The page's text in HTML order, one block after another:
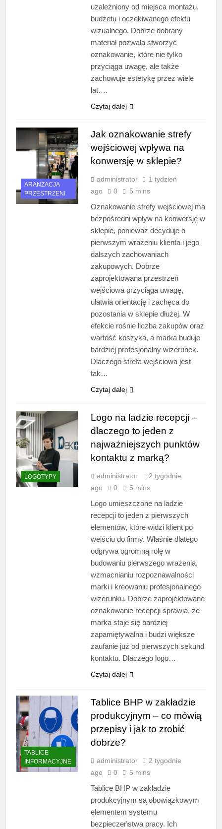
uzależniony od miejsca montażu,
budżetu i oczekiwanego efektu
wizualnego. Dobrze dobrany
materiał pozwala stworzyć
oznakowanie, które nie tylko
przyciąga uwagę, ale także
zachowuje estetykę przez wiele
lat….
Czytaj dalej
ARANŻACJA
PRZESTRZENI
Jak oznakowanie strefy
wejściowej wpływa na
konwersję w sklepie?
administrator
1 tydzień
ago
0 5 mins
Oznakowanie strefy wejściowej ma
bezpośredni wpływ na konwersję w
sklepie, ponieważ decyduje o
pierwszym wrażeniu klienta i jego
dalszych zachowaniach
zakupowych. Dobrze
zaprojektowana przestrzeń
wejściowa przyciąga uwagę,
ułatwia orientację i zachęca do
pozostania w sklepie dłużej. W
efekcie rośnie liczba zakupów oraz
wartość koszyka, a marka buduje
bardziej profesjonalny wizerunek.
Dlaczego strefa wejściowa jest
tak…
Czytaj dalej
LOGOTYPY
Logo na ladzie recepcji –
dlaczego to jeden z
najważniejszych punktów
kontaktu z marką?
administrator
2 tygodnie
ago
0 5 mins
Logo umieszczone na ladzie
recepcji to jeden z pierwszych
elementów, które widzi klient po
wejściu do firmy. Właśnie dlatego
odgrywa ogromną rolę w
budowaniu pierwszego wrażenia,
wzmacnianiu rozpoznawalności
marki i kreowaniu profesjonalnego
wizerunku. Dobrze zaprojektowane
oznakowanie recepcji sprawia, że
marka staje się bardziej
zapamiętywalna i budzi większe
zaufanie już od pierwszych sekund
kontaktu. Dlaczego logo…
Czytaj dalej
TABLICE
INFORMACYJNE
Tablice BHP w zakładzie
produkcyjnym – co mówią
przepisy i jak to zrobić
dobrze?
administrator
2 tygodnie
ago
0 5 mins
Tablice BHP w zakładzie
produkcyjnym są obowiązkowym
elementem systemu
bezpieczeństwa pracy. Ich